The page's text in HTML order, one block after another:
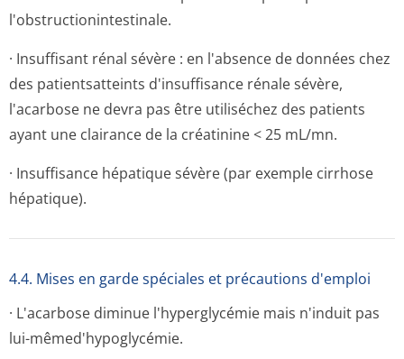
l'obstructionin­testinale.
· Insuffisant rénal sévère : en l'absence de données chez
des patientsatteints d'insuffisance rénale sévère,
l'acarbose ne devra pas être utiliséchez des patients
ayant une clairance de la créatinine < 25 mL/mn.
· Insuffisance hépatique sévère (par exemple cirrhose
hépatique).
4.4. Mises en garde spéciales et précautions d'emploi
· L'acarbose diminue l'hyperglycémie mais n'induit pas
lui-mêmed'hypoglycémie.